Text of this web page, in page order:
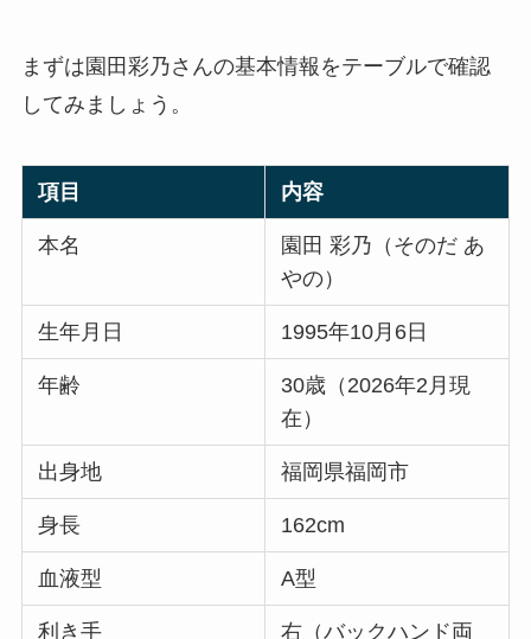
まずは園田彩乃さんの基本情報をテーブルで確認
してみましょう。
項目 内容
本名
園田 彩乃（そのだ あ
やの）
生年月日 1995年10月6日
年齢
30歳（2026年2月現
在）
出身地 福岡県福岡市
身長 162cm
血液型 A型
利き手
右（バックハンド両